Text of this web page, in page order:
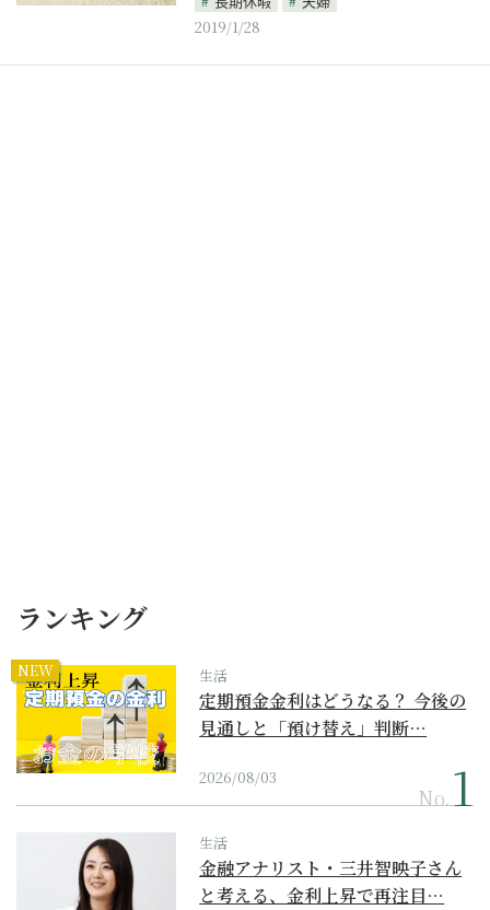
2019/1/28
ランキング
NEW 生活
定期預金金利はどうなる？ 今後の
見通しと「預け替え」判断…
2026/08/03
No.
生活
金融アナリスト・三井智映子さん
と考える、金利上昇で再注目…